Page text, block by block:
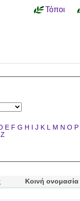
Τόποι
E F G H I J K L M N O P
Z
Κοινή ονομασία